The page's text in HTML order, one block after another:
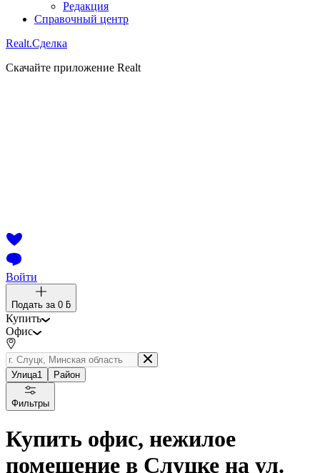
Редакция
Справочный центр
Realt.Сделка
Скачайте приложение Realt
Войти
Подать за 0 ƃ
Купить
Офис
Улица1 Район
Фильтры
Купить офис, нежилое
помещение в Слуцке на ул.